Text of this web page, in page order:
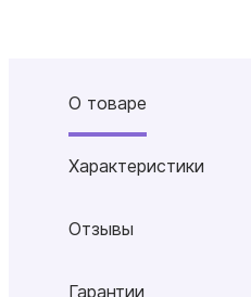
О товаре
Характеристики
Отзывы
Гарантии